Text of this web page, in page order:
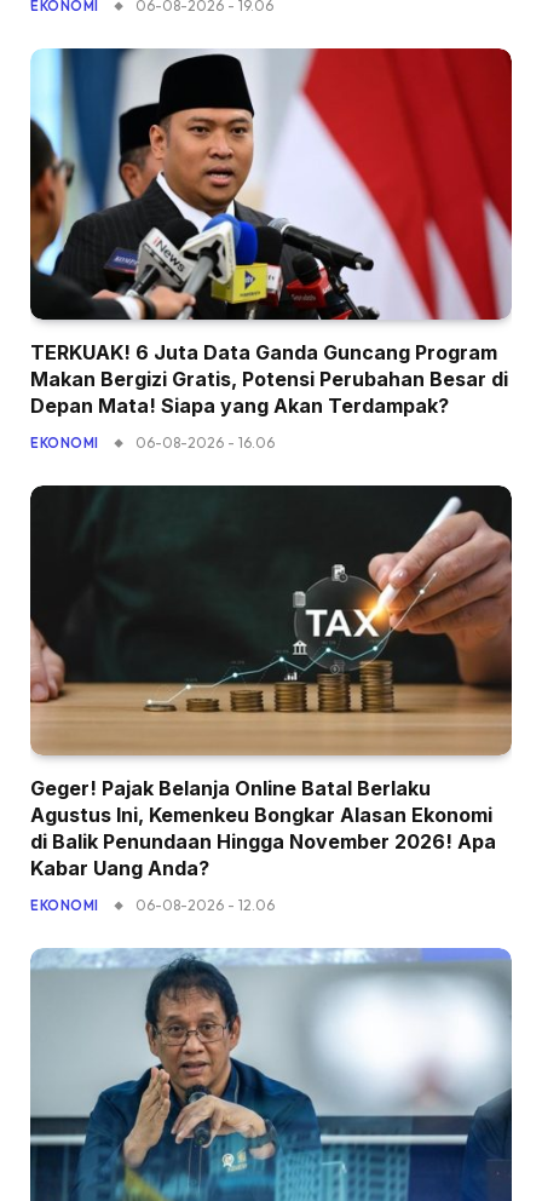
EKONOMI 06-08-2026 - 19.06
TERKUAK! 6 Juta Data Ganda Guncang Program
Makan Bergizi Gratis, Potensi Perubahan Besar di
Depan Mata! Siapa yang Akan Terdampak?
EKONOMI 06-08-2026 - 16.06
Geger! Pajak Belanja Online Batal Berlaku
Agustus Ini, Kemenkeu Bongkar Alasan Ekonomi
di Balik Penundaan Hingga November 2026! Apa
Kabar Uang Anda?
EKONOMI 06-08-2026 - 12.06